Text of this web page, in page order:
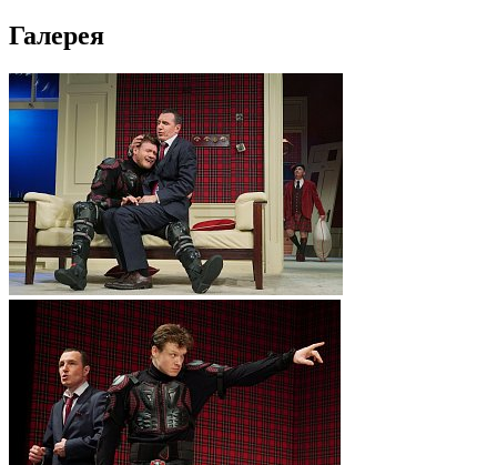
Галерея